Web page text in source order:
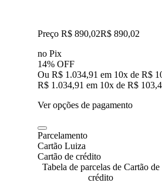
Preço R$ 890,02R$ 890,02
no Pix
14% OFF
Ou R$ 1.034,91 em 10x de R$
R$ 1.034,91 em 10x de R$
Ver opções de pagamento
Parcelamento
Cartão Luiza
Cartão de crédito
Tabela de parcelas de Cartão de
crédito